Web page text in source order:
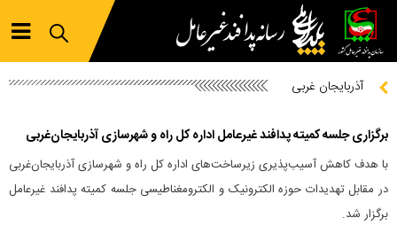
آذربایجان غربی
برگزاری جلسه کمیته پدافند غیرعامل اداره کل راه و شهرسازی آذربایجان‌غربی
با هدف کاهش آسیب‌پذیری زیرساخت‌های اداره کل راه و شهرسازی آذربایجان‌غربی
در مقابل تهدیدات حوزه الکترونیک و الکترومغناطیسی جلسه کمیته پدافند غیرعامل
برگزار شد.